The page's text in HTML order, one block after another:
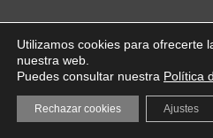
Utilizamos cookies para ofrecerte
nuestra web.
Puedes consultar nuestra Política
Rechazar cookies Ajustes